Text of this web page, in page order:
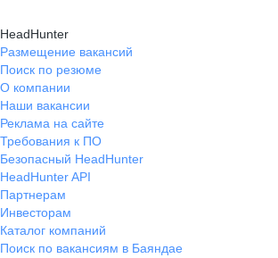
HeadHunter
Размещение вакансий
Поиск по резюме
О компании
Наши вакансии
Реклама на сайте
Требования к ПО
Безопасный HeadHunter
HeadHunter API
Партнерам
Инвесторам
Каталог компаний
Поиск по вакансиям в Баяндае